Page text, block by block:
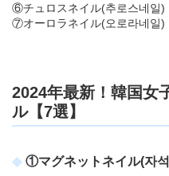
⑥チュロスネイル(추로스네일)
⑦オーロラネイル(오로라네일)
2024年最新！韓国女
ル【7選】
①マグネットネイル(자